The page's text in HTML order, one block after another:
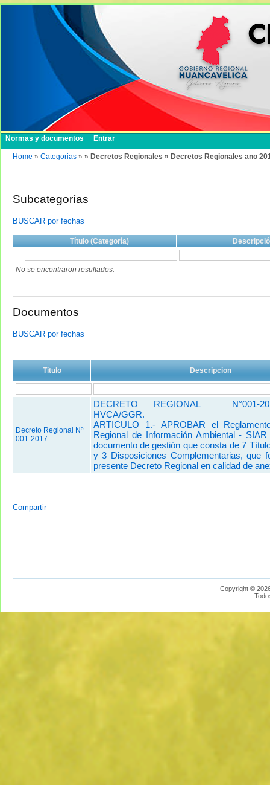
Normas y documentos Entrar
Home » Categorias » » Decretos Regionales » Decretos Regionales ano
Subcategorías
BUSCAR por fechas
Título (Categoría)
No se encontraron resultados.
Documentos
BUSCAR por fechas
Titulo Descripcion
Decreto Regional Nº
001-2017
DECRETO REGIONAL N°001-
HVCA/GGR.
ARTICULO 1.- APROBAR el
Regional de Información Ambiental -
documento de gestión que consta de 7
y 3 Disposiciones Complementarias, que
presente Decreto Regional en calidad de
Compartir
Copyright ©